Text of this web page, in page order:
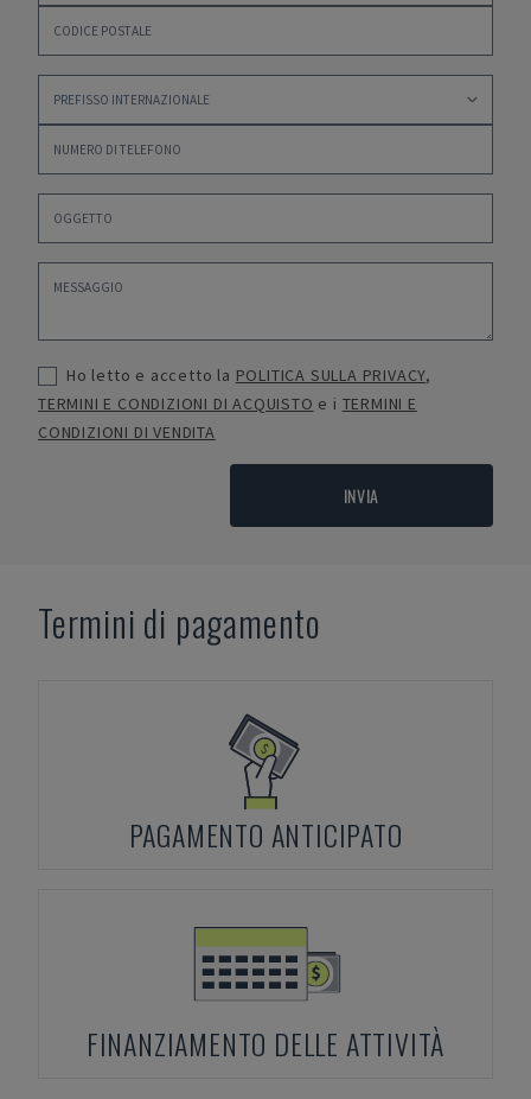
Ho letto e accetto la POLITICA SULLA PRIVACY,
TERMINI E CONDIZIONI DI ACQUISTO e i TERMINI E
CONDIZIONI DI VENDITA
INVIA
Termini di pagamento
PAGAMENTO ANTICIPATO
FINANZIAMENTO DELLE ATTIVITÀ